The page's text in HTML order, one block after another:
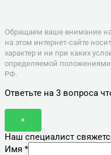
Обращаем ваше внимание
на этом интернет-сайте
характер и ни при каких
определяемой положениями
РФ.
Ответьте на 3 вопроса
×
Наш специалист
Имя *